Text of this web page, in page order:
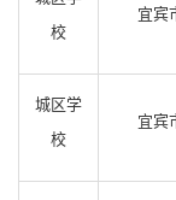
校
宜宾
城区学
校
宜宾